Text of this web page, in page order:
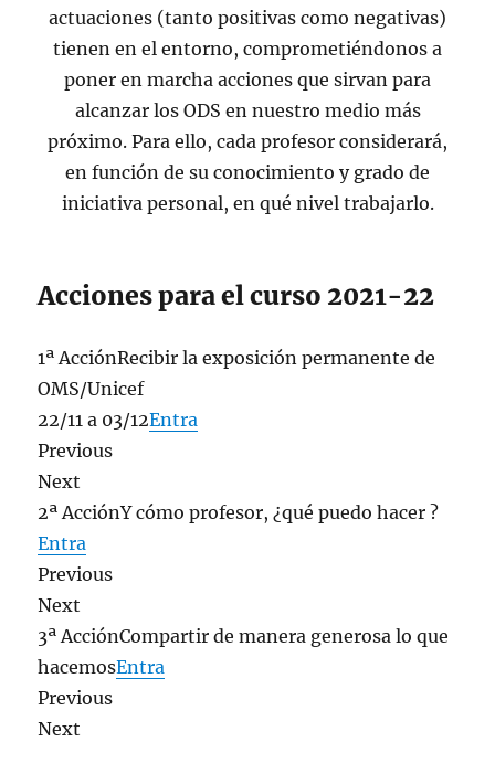
actuaciones (tanto positivas como negativas)
tienen en el entorno, comprometiéndonos a
poner en marcha acciones que sirvan para
alcanzar los ODS en nuestro medio más
próximo. Para ello, cada profesor considerará,
en función de su conocimiento y grado de
iniciativa personal, en qué nivel trabajarlo.
Acciones para el curso 2021-22
1ª AcciónRecibir la exposición permanente de
OMS/Unicef
22/11 a 03/12Entra
Previous
Next
2ª AcciónY cómo profesor, ¿qué puedo hacer ?
Entra
Previous
Next
3ª AcciónCompartir de manera generosa lo que
hacemosEntra
Previous
Next